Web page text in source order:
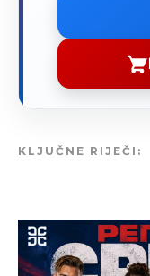
KLJUČNE RIJEČI: